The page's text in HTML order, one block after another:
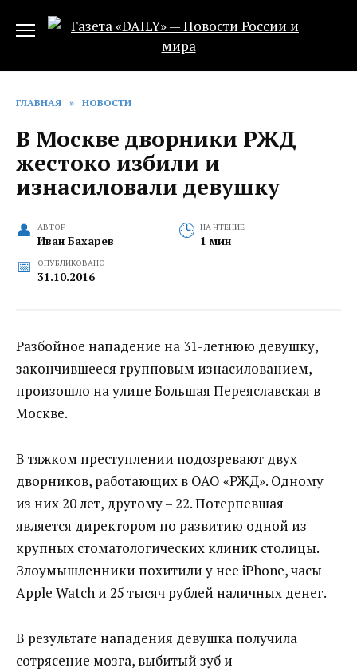
ГЛАВНАЯ » НОВОСТИ
В Москве дворники РЖД
жестоко избили и
изнасиловали девушку
АВТОР
Иван Бахарев
НА ЧТЕНИЕ
1 мин
ОПУБЛИКОВАНО
31.10.2016
Разбойное нападение на 31-летнюю девушку,
закончившееся групповым изнасилованием,
произошло на улице Большая Переяславская в
Москве.
В тяжком преступлении подозревают двух
дворников, работающих в ОАО «РЖД». Одному
из них 20 лет, другому – 22. Потерпевшая
является директором по развитию одной из
крупных стоматологических клиник столицы.
Злоумышленники похитили у нее iPhone, часы
Apple Watch и 25 тысяч рублей наличных денег.
В результате нападения девушка получила
сотрясение мозга, выбитый зуб и